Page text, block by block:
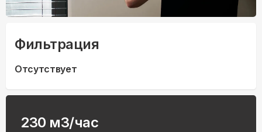
Фильтрация
Отсутствует
230 м3/час